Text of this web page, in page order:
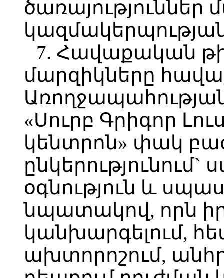
7. Հավաքական
մարզիկները
«Սուրբ Գրիգոր
կենտրոն» փակ
օգնություն և
նպատակով, որն իր
կանխարգելում,
ախտորոշում,